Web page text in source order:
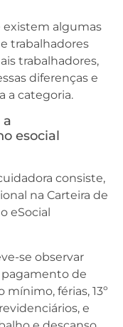
existem algumas
trabalhadores
trabalhadores,
diferenças e
a categoria.
a
esocial
consiste,
na Carteira de
eSocial
se observar
pagamento de
férias, 13º
e